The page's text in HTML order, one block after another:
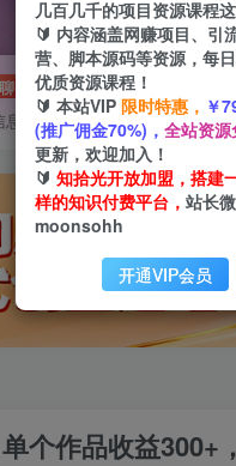
息差
个作品收益300+
几百几千的项目资源课程
🔰 内容涵盖网赚项目、引
营、脚本源码等资源，每
优质资源课程！
🔰 本站VIP 限时特惠， ￥
(推广佣金70%)， 全站资源
更新，欢迎加入！
🔰 知拾光开放加盟，搭建
样的知识付费平台， 站长
moonsohh
开通VIP会员